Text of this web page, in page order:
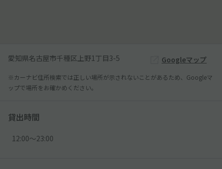
愛知県名古屋市千種区上野1丁目3-5 Googleマップ
※カーナビ住所検索では正しい場所が示されないことがあるため、Googleマ
ップで場所をお確かめください。
貸出時間
12:00〜23:00